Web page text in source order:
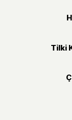
Tilki